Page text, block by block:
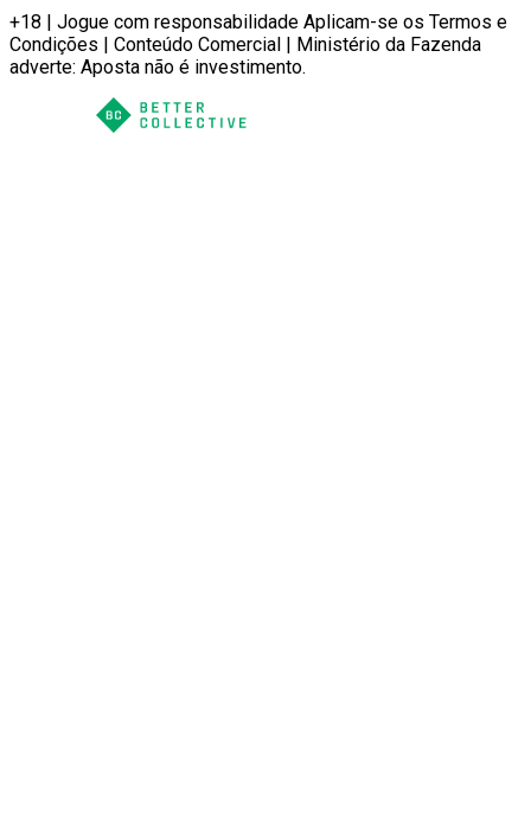
+18 | Jogue com responsabilidade Aplicam-se os Termos e
Condições | Conteúdo Comercial | Ministério da Fazenda
adverte: Aposta não é investimento.